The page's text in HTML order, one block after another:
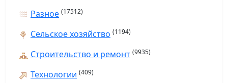
Разное (17512)
Сельское хозяйство (1194)
Строительство и ремонт (9935)
Технологии (409)